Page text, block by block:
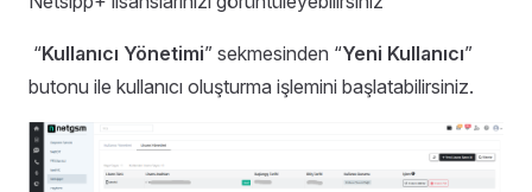
“Kullanıcı Yönetimi” sekmesinden “Yeni Kullanıcı”
butonu ile kullanıcı oluşturma işlemini başlatabilirsiniz.